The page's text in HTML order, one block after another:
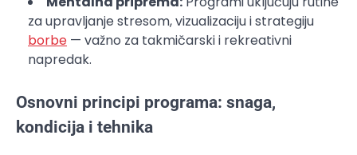
za upravljanje stresom, vizualizaciju i strategiju
borbe — važno za takmičarski i rekreativni
napredak.
Osnovni principi programa: snaga,
kondicija i tehnika